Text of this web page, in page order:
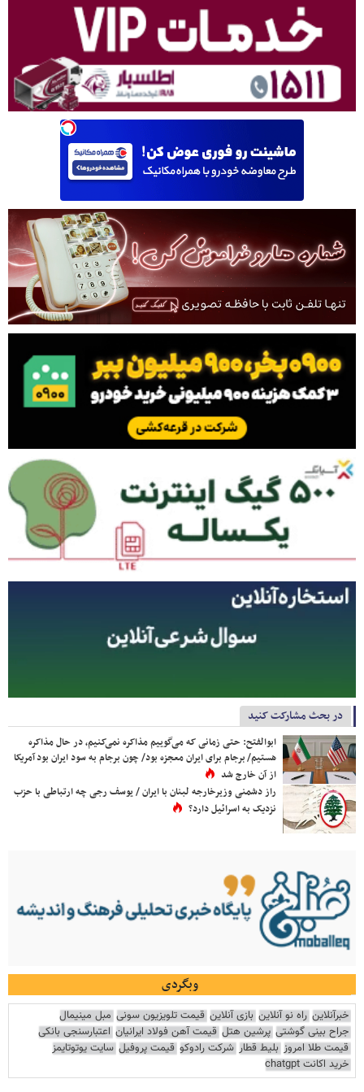
در بحث مشارکت کنید
ابوالفتح: حتی زمانی که می‌گوییم مذاکره نمی‌کنیم، در حال مذاکره
هستیم/ برجام برای ایران معجزه بود/ چون برجام به سود ایران بود آمریکا
از آن خارج شد
راز دشمنی وزیرخارجه لبنان با ایران / یوسف رجی چه ارتباطی با حزب
نزدیک به اسرائیل دارد؟
وبگردی
خبرآنلاین راه نو آنلاین بازی آنلاین قیمت تلویزیون سونی مبل مینیمال
جراح بینی گوشتی پرشین هتل قیمت آهن فولاد ایرانیان اعتبارسنجی بانکی
قیمت طلا امروز بلیط قطار شرکت رادوکو قیمت پروفیل سایت یوتوتایمز
خرید اکانت chatgpt